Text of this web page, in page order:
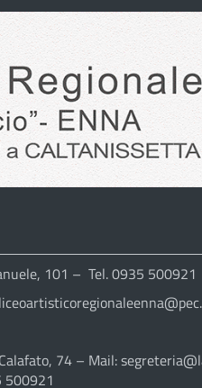
101 – Tel. 0935 500921
74 – Mail:
500921